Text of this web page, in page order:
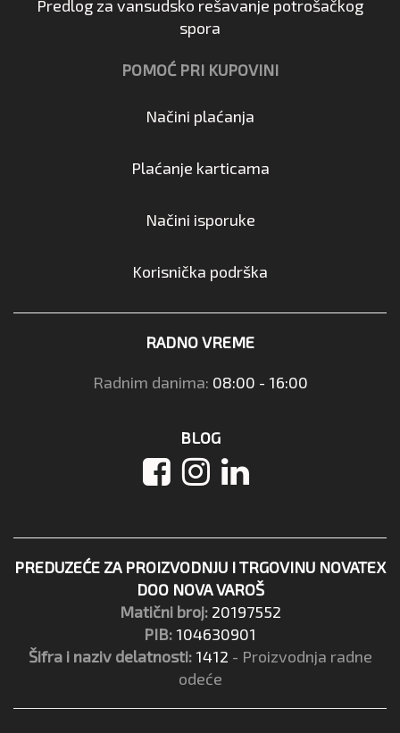
Predlog za vansudsko rešavanje potrošačkog
spora
POMOĆ PRI KUPOVINI
Načini plaćanja
Plaćanje karticama
Načini isporuke
Korisnička podrška
RADNO VREME
Radnim danima: 08:00 - 16:00
BLOG
PREDUZEĆE ZA PROIZVODNJU I TRGOVINU NOVATEX
DOO NOVA VAROŠ
Matični broj: 20197552
PIB: 104630901
Šifra i naziv delatnosti: 1412 - Proizvodnja radne
odeće